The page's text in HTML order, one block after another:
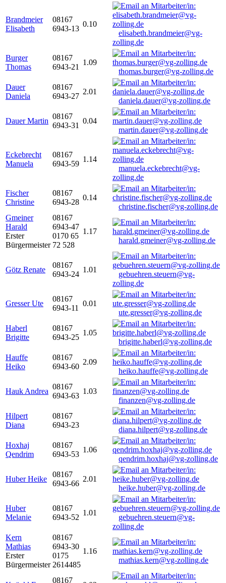
Brandmeier
Elisabeth
08167
6943-13
0.10
elisabeth.brandmeier@vg-
zolling.de
Burger
Thomas
08167
6943-21
1.09
thomas.burger@vg-zolling.de
Dauer
Daniela
08167
6943-27
2.01
daniela.dauer@vg-zolling.de
Dauer Martin
08167
6943-31
0.04
martin.dauer@vg-zolling.de
Eckebrecht
Manuela
08167
6943-59
1.14
manuela.eckebrecht@vg-
zolling.de
Fischer
Christine
08167
6943-28
0.14
christine.fischer@vg-zolling.de
Gmeiner
Harald
Erster
Bürgermeister
08167
6943-47
0170 65
72 528
1.17
harald.gmeiner@vg-zolling.de
Götz Renate
08167
6943-24
1.01
gebuehren.steuern@vg-
zolling.de
Gresser Ute
08167
6943-11
0.01
ute.gresser@vg-zolling.de
Haberl
Brigitte
08167
6943-25
1.05
brigitte.haberl@vg-zolling.de
Hauffe
Heiko
08167
6943-60
2.09
heiko.hauffe@vg-zolling.de
Hauk Andrea
08167
6943-63
1.03
finanzen@vg-zolling.de
Hilpert
Diana
08167
6943-23
diana.hilpert@vg-zolling.de
Hoxhaj
Qendrim
08167
6943-53
1.06
qendrim.hoxhaj@vg-zolling.de
Huber Heike
08167
6943-66
2.01
heike.huber@vg-zolling.de
Huber
Melanie
08167
6943-52
1.01
gebuehren.steuern@vg-
zolling.de
Kern
Mathias
Erster
Bürgermeister
08167
6943-30
0175
2614485
1.16
mathias.kern@vg-zolling.de
08167